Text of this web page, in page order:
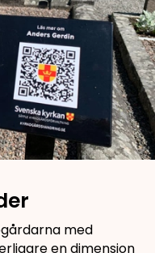
med
en dimension